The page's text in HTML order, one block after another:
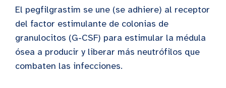
El pegfilgrastim se une (se adhiere) al receptor
del factor estimulante de colonias de
granulocitos (G-CSF) para estimular la médula
ósea a producir y liberar más neutrófilos que
combaten las infecciones.